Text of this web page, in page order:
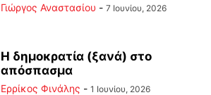
Γιώργος Αναστασίου - 7 Ιουνίου, 2026
Η δημοκρατία (ξανά) στο
απόσπασμα
Ερρίκος Φινάλης - 1 Ιουνίου, 2026